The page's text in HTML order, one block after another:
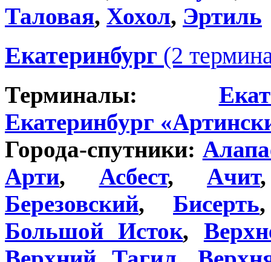
Таловая, Хохол, Эртиль
Екатеринбург (2
Терминалы:
Екатеринбург
Города-спутники:
Арти, Асбест, Ачит
Березовский, Бисерть
Большой Исток,